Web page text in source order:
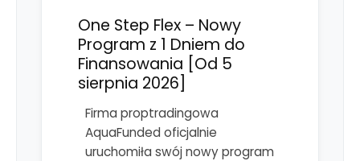
One Step Flex – Nowy
Program z 1 Dniem do
Finansowania [Od 5
sierpnia 2026]
Firma proptradingowa
AquaFunded oficjalnie
uruchomiła swój nowy program